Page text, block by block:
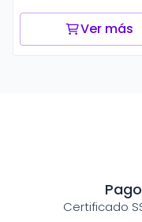
Ver más
Certificado